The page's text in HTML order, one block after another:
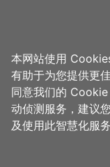
首页 > 想去的地方 >
这一锅
边店家
本网站使用
有助于为您提供更
同意我们的
动侦测服务，建议
及使用此智慧化服务